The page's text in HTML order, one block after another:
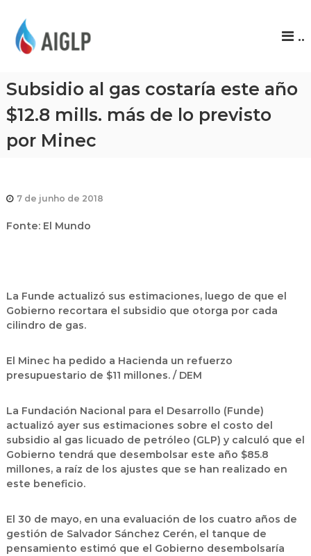
P
..
Subsidio al gas costaría este año
$12.8 mills. más de lo previsto
por Minec
7 de junho de 2018
Fonte: El Mundo
La Funde actualizó sus estimaciones, luego de que el
Gobierno recortara el subsidio que otorga por cada
cilindro de gas.
El Minec ha pedido a Hacienda un refuerzo
presupuestario de $11 millones. / DEM
La Fundación Nacional para el Desarrollo (Funde)
actualizó ayer sus estimaciones sobre el costo del
subsidio al gas licuado de petróleo (GLP) y calculó que el
Gobierno tendrá que desembolsar este año $85.8
millones, a raíz de los ajustes que se han realizado en
este beneficio.
El 30 de mayo, en una evaluación de los cuatro años de
gestión de Salvador Sánchez Cerén, el tanque de
pensamiento estimó que el Gobierno desembolsaría